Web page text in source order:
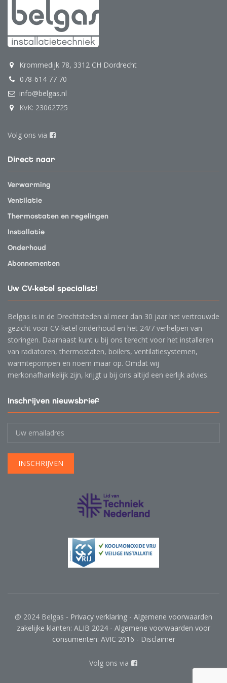
Krommedijk 78, 3312 CH Dordrecht
078-614 77 70
info@belgas.nl
KvK: 23062725
Volg ons via
Direct naar
Verwarming
Ventilatie
Thermostaten en regelingen
Installatie
Onderhoud
Abonnementen
Uw CV-ketel specialist!
Belgas is in de Drechtsteden al meer dan 30 jaar het vertrouwde
gezicht voor CV-ketel onderhoud en het 24/7 verhelpen van
storingen. Daarnaast kunt u bij ons terecht voor het installeren
van radiatoren, thermostaten, boilers, ventilatiesystemen,
warmtepompen en noem maar op. Omdat wij
merkonafhankelijk zijn, krijgt u bij ons altijd een eerlijk advies.
Inschrijven nieuwsbrief
@ 2024 Belgas - Privacy verklaring - Algemene voorwaarden
zakelijke klanten: ALIB 2024 - Algemene voorwaarden voor
consumenten: AVIC 2016 - Disclaimer
Volg ons via